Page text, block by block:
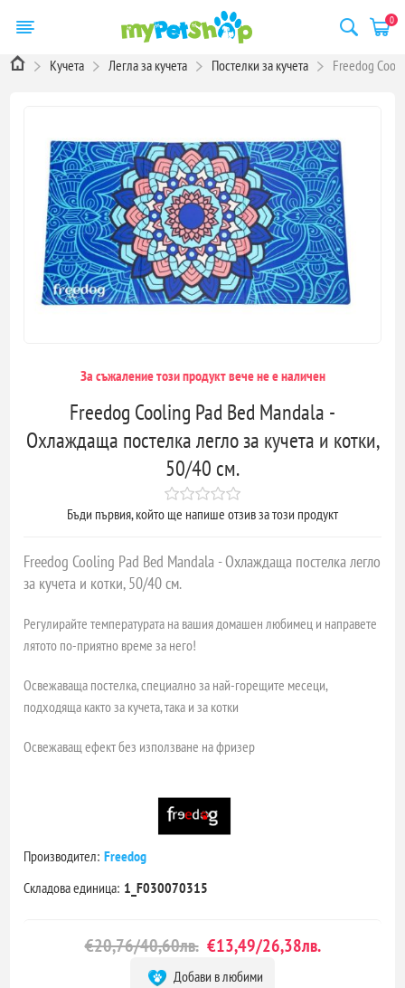
0
Кучета Легла за кучета Постелки за кучета Freedog
За съжаление този продукт вече не е наличен
Freedog Cooling Pad Bed Mandala -
Охлаждаща постелка легло за кучета и котки,
50/40 см.
Бъди първия, който ще напише отзив за този продукт
Freedog Cooling Pad Bed Mandala - Охлаждаща постелка легло
за кучета и котки, 50/40 см.
Регулирайте температурата на вашия домашен любимец и направете
лятото по-приятно време за него!
Освежаваща постелка, специално за най-горещите месеци,
подходяща както за кучета, така и за котки
Освежаващ ефект без използване на фризер
Производител: Freedog
Складова единица: 1_F030070315
€20,76/40,60лв. €13,49/26,38лв.
Добави в любими